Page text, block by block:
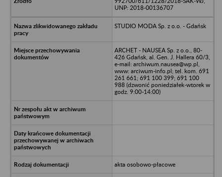
UNP: 2018-00136707
STUDIO MODA Sp. z o.o. - Gdańsk
ARCHET - NAUSEA Sp. z o.o., 80-
426 Gdańsk, al. Gen. J. Hallera 60/3,
e-mail: archiwum.nausea@wp.pl,
www: arciwum-info.pl; tel. kom. 691
261 661; 691 100 399; 691 100
988 (dzwonić poniedziałek-wtorek w
godz. 9:00-14:00)
akta osobowo-płacowe